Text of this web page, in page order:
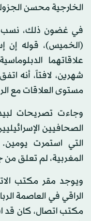
الخارجية محسن
في غضون ذلك، نسب
(الخميس)، قوله إن
علاقاتهما
شهرين، لافتاً، أنه
مستوى العلاقات مع
وجاءت تصريحات
الصحافيين
التي استمرت
المغربية، لم تعلق من
ويوجد مقر مكتب
الراقي في العاصمة